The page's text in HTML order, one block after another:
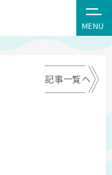
MENU
記事一覧へ